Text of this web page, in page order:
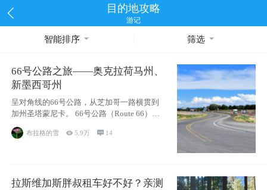
目的地攻略
游记
智能排序 筛选
66号公路之旅——奥克拉荷马州、
新墨西哥州
呈对角线的66号公路，从芝加哥一路横贯到
加州圣塔蒙尼卡。 66号公路（Route 66），
被美国人
布拉格的雪  5.9万  14
拉斯维加斯胖叔租车好不好？亲测